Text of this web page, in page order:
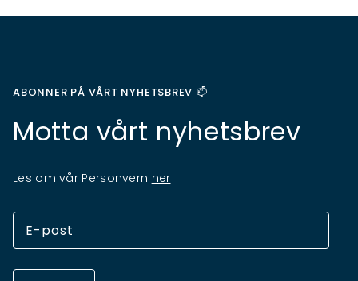
ABONNER PÅ VÅRT NYHETSBREV 📫
Motta vårt nyhetsbrev
Les om vår Personvern her